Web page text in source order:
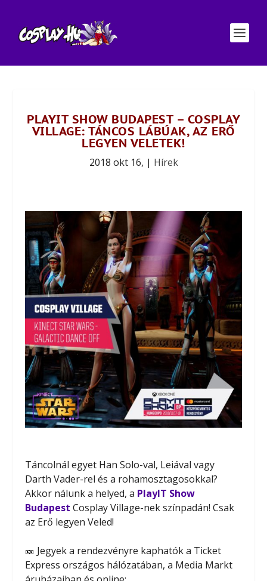
PLAYIT SHOW BUDAPEST – COSPLAY
VILLAGE: TÁNCOS LÁBÚAK, AZ ERŐ
LEGYEN VELETEK!
2018 okt 16, | Hírek
Táncolnál egyet Han Solo-val, Leiával vagy
Darth Vader-rel és a rohamosztagosokkal?
Akkor nálunk a helyed, a PlayIT Show
Budapest Cosplay Village-nek színpadán! Csak
az Erő legyen Veled!
🎫 Jegyek a rendezvényre kaphatók a Ticket
Express országos hálózatában, a Media Markt